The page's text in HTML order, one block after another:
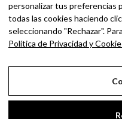
personalizar tus preferencias
todas las cookies haciendo
seleccionando "Rechazar".
Política de Privacidad y